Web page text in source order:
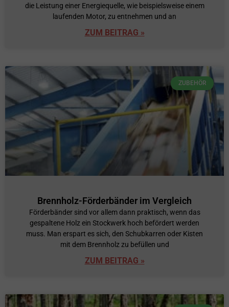
die Leistung einer Energiequelle, wie beispielsweise einem
laufenden Motor, zu entnehmen und an
ZUM BEITRAG »
ZUBEHÖR
Brennholz-Förderbänder im Vergleich
Förderbänder sind vor allem dann praktisch, wenn das
gespaltene Holz ein Stockwerk hoch befördert werden
muss. Man erspart es sich, den Schubkarren oder Kisten
mit dem Brennholz zu befüllen und
ZUM BEITRAG »